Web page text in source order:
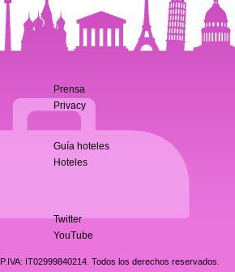
Prensa
Privacy
Guía hoteles
Hoteles
Twitter
YouTube
P.IVA: IT02999840214. Todos los derechos reservados.